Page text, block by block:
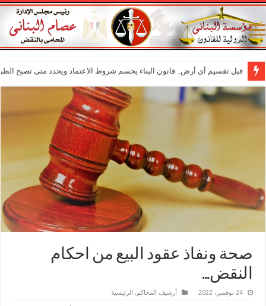
قبل تقسيم أي أرض.. قانون البناء يحسم شروط الاعتماد ويحدد متى تصبح
صحة ونفاذ عقود البيع من احكام
النقض…
24 نوفمبر، 2022 أرشيف المحاكم, الرئيسية